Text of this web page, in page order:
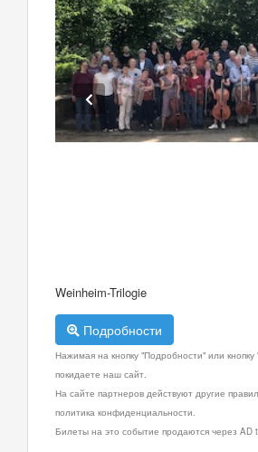
Weinheim-Trilogie
Подробности
Нажимая на кнопку "Подробности" или
покидаете наш сайт.
На сайте партнеров действуют другие
политика конфиденциальности.
Билеты на это событие продаются через AD